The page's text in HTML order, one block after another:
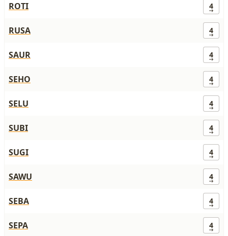
ROTI 4
RUSA 4
SAUR 4
SEHO 4
SELU 4
SUBI 4
SUGI 4
SAWU 4
SEBA 4
SEPA 4